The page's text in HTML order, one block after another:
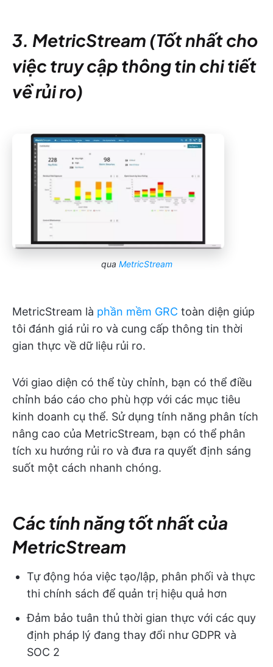
3. MetricStream (Tốt nhất cho
việc truy cập thông tin chi tiết
về rủi ro)
qua MetricStream
MetricStream là phần mềm GRC toàn diện giúp
tôi đánh giá rủi ro và cung cấp thông tin thời
gian thực về dữ liệu rủi ro.
Với giao diện có thể tùy chỉnh, bạn có thể điều
chỉnh báo cáo cho phù hợp với các mục tiêu
kinh doanh cụ thể. Sử dụng tính năng phân tích
nâng cao của MetricStream, bạn có thể phân
tích xu hướng rủi ro và đưa ra quyết định sáng
suốt một cách nhanh chóng.
Các tính năng tốt nhất của
MetricStream
Tự động hóa việc tạo/lập, phân phối và thực
thi chính sách để quản trị hiệu quả hơn
Đảm bảo tuân thủ thời gian thực với các quy
định pháp lý đang thay đổi như GDPR và
SOC 2